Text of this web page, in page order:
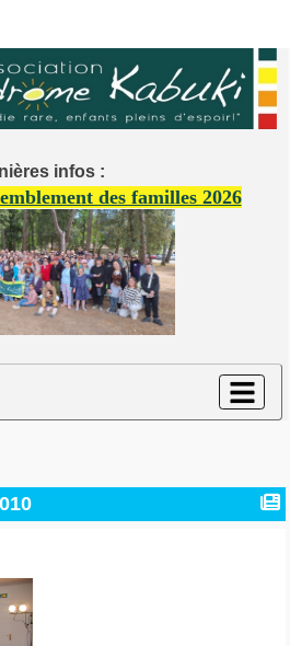
infos :
des familles 2026